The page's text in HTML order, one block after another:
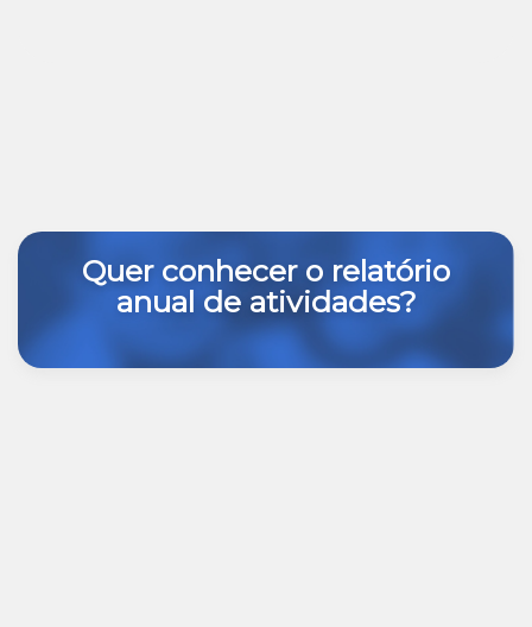
Quer conhecer o relatório
anual de atividades?